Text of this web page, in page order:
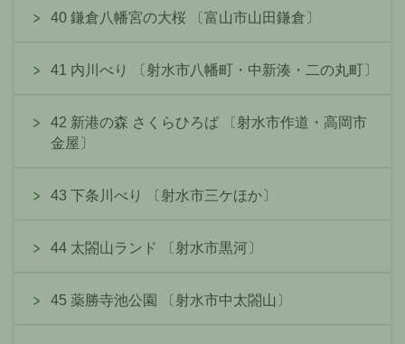
40 鎌倉八幡宮の大桜 〔富山市山田鎌倉〕
41 内川べり 〔射水市八幡町・中新湊・二の丸町〕
42 新港の森 さくらひろば 〔射水市作道・高岡市
金屋〕
43 下条川べり 〔射水市三ケほか〕
44 太閤山ランド 〔射水市黒河〕
45 薬勝寺池公園 〔射水市中太閤山〕